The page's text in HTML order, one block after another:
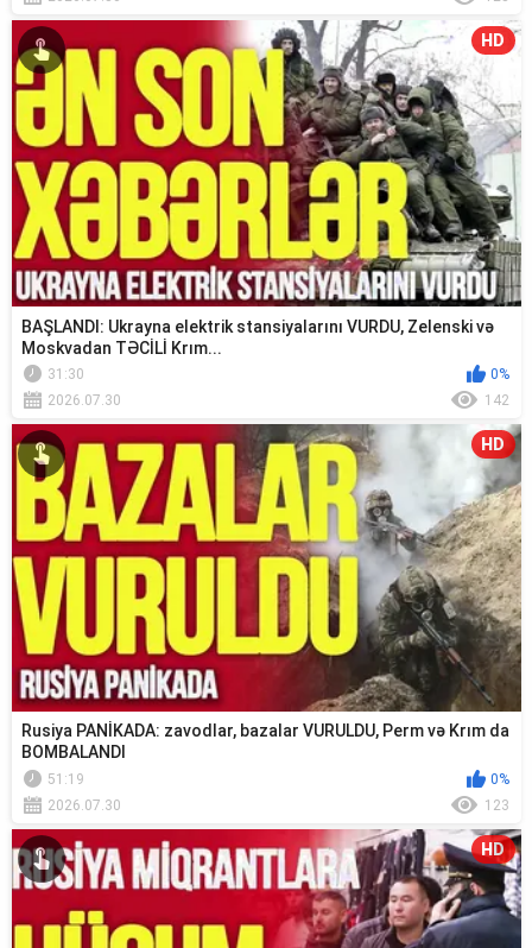
HD
BAŞLANDI: Ukrayna elektrik stansiyalarını VURDU, Zelenski və
Moskvadan TƏCİLİ Krım...
31:30
0%
2026.07.30
142
HD
Rusiya PANİKADA: zavodlar, bazalar VURULDU, Perm və Krım da
BOMBALANDI
51:19
0%
2026.07.30
123
HD